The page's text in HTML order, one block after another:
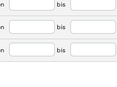
bis
bis
bis